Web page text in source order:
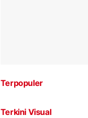
Terpopuler
Terkini Visual